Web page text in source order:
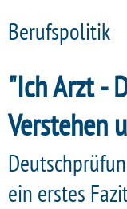
Berufspolitik
"Ich Arzt -
Verstehen
ein erstes